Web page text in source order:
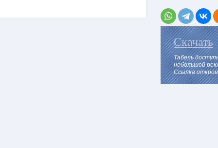
Скачать
Табель
небольшой
Ссылка